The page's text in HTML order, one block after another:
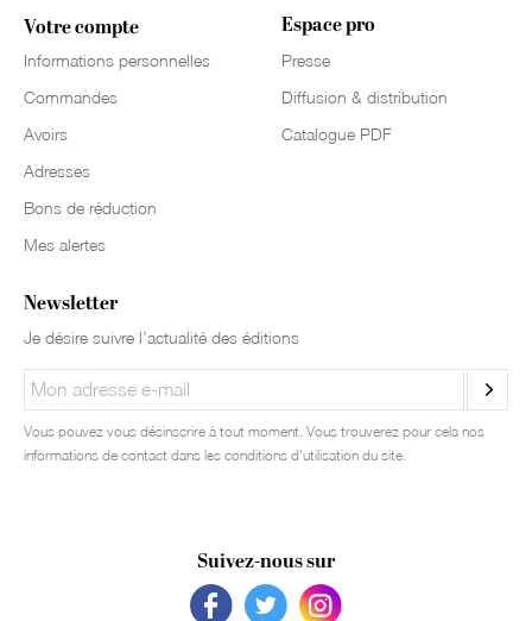
Votre compte
Informations personnelles
Commandes
Avoirs
Adresses
Bons de réduction
Mes alertes
Espace pro
Presse
Diffusion & distribution
Catalogue PDF
Newsletter
Je désire suivre l’actualité des éditions
Vous pouvez vous désinscrire à tout moment. Vous trouverez pour cela nos
informations de contact dans les conditions d'utilisation du site.
Suivez-nous sur